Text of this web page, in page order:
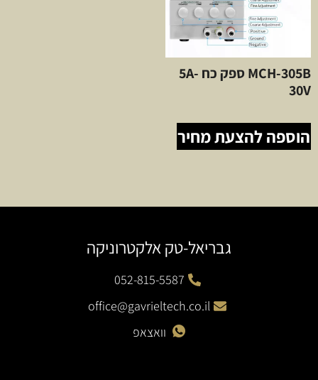
MCH-305B ספק כח 5A-
30V
הוספה להצעת מחיר
גבריאל-טק אלקטרוניקה
052-815-5587
office@gavrieltech.co.il
וואצאפ